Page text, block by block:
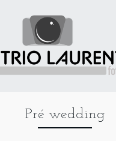
Pré wedding